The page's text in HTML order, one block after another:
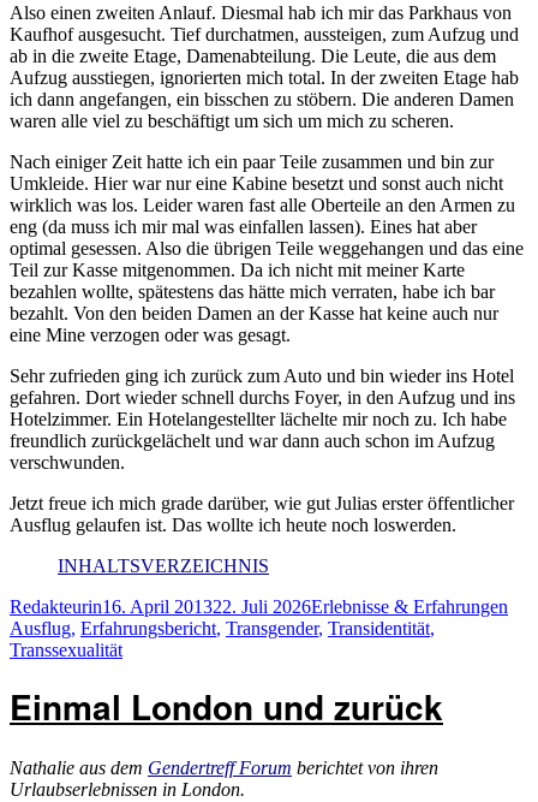
Also einen zweiten Anlauf. Diesmal hab ich mir das Parkhaus von
Kaufhof ausgesucht. Tief durchatmen, aussteigen, zum Aufzug und
ab in die zweite Etage, Damenabteilung. Die Leute, die aus dem
Aufzug ausstiegen, ignorierten mich total. In der zweiten Etage hab
ich dann angefangen, ein bisschen zu stöbern. Die anderen Damen
waren alle viel zu beschäftigt um sich um mich zu scheren.
Nach einiger Zeit hatte ich ein paar Teile zusammen und bin zur
Umkleide. Hier war nur eine Kabine besetzt und sonst auch nicht
wirklich was los. Leider waren fast alle Oberteile an den Armen zu
eng (da muss ich mir mal was einfallen lassen). Eines hat aber
optimal gesessen. Also die übrigen Teile weggehangen und das eine
Teil zur Kasse mitgenommen. Da ich nicht mit meiner Karte
bezahlen wollte, spätestens das hätte mich verraten, habe ich bar
bezahlt. Von den beiden Damen an der Kasse hat keine auch nur
eine Mine verzogen oder was gesagt.
Sehr zufrieden ging ich zurück zum Auto und bin wieder ins Hotel
gefahren. Dort wieder schnell durchs Foyer, in den Aufzug und ins
Hotelzimmer. Ein Hotelangestellter lächelte mir noch zu. Ich habe
freundlich zurückgelächelt und war dann auch schon im Aufzug
verschwunden.
Jetzt freue ich mich grade darüber, wie gut Julias erster öffentlicher
Ausflug gelaufen ist. Das wollte ich heute noch loswerden.
INHALTSVERZEICHNIS
Autor
RedakteurinVeröffentlicht
am
16. April 201322. Juli 2026Kategorien
Erlebnisse & Erfahrungen
Ausflug, Erfahrungsbericht, Transgender, Transidentität,
Transsexualität
Einmal London und zurück
Nathalie aus dem Gendertreff Forum berichtet von ihren
Urlaubserlebnissen in London.